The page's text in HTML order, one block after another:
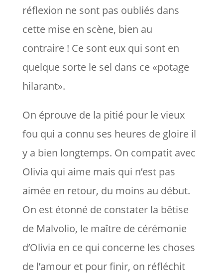
réflexion ne sont pas oubliés dans
cette mise en scène, bien au
contraire ! Ce sont eux qui sont en
quelque sorte le sel dans ce «potage
hilarant».
On éprouve de la pitié pour le vieux
fou qui a connu ses heures de gloire il
y a bien longtemps. On compatit avec
Olivia qui aime mais qui n’est pas
aimée en retour, du moins au début.
On est étonné de constater la bêtise
de Malvolio, le maître de cérémonie
d’Olivia en ce qui concerne les choses
de l’amour et pour finir, on réfléchit